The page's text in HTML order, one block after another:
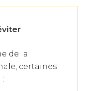
de la
certaines